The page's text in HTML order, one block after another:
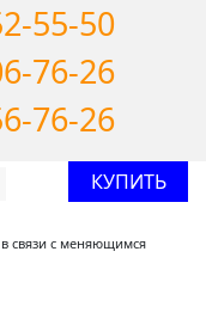
55-50
76-26
76-26
КУПИТЬ
связи с меняющимся